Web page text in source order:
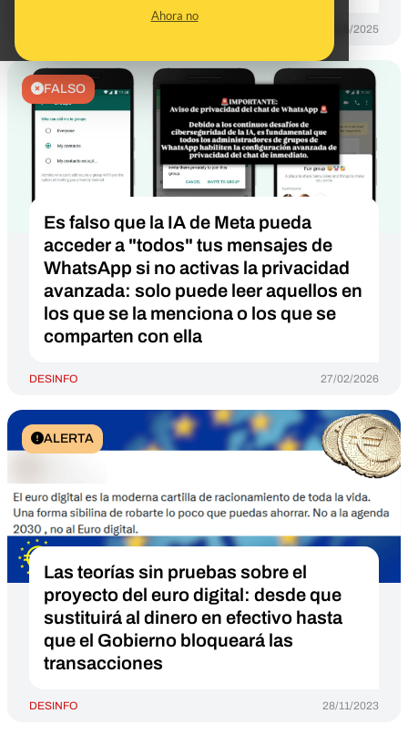
Ahora no
04/06/2025
FALSO
Es falso que la IA de Meta pueda
acceder a "todos" tus mensajes de
WhatsApp si no activas la privacidad
avanzada: solo puede leer aquellos en
los que se la menciona o los que se
comparten con ella
DESINFO 27/02/2026
ALERTA
Las teorías sin pruebas sobre el
proyecto del euro digital: desde que
sustituirá al dinero en efectivo hasta
que el Gobierno bloqueará las
transacciones
DESINFO 28/11/2023